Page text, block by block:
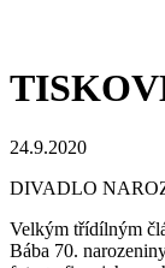
24.9.2020
DIVADLO
Velkým třídílným
Bába 70.